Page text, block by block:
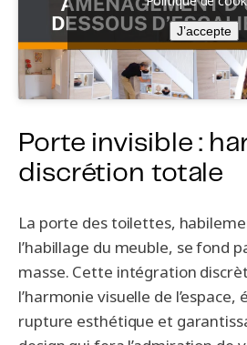
J’accepte
Porte invisible :
discrétion totale
La porte des toilettes,
l’habillage du meuble, se fond
masse. Cette intégration
l’harmonie visuelle de
rupture esthétique et